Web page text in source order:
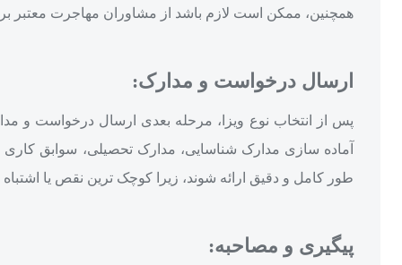
همچنین، ممکن است لازم باشد از مشاوران مهاجرت معتبر
ارسال درخواست و مدارک:
پس از انتخاب نوع ویزا، مرحله بعدی ارسال درخواست و
آماده‌ سازی مدارک شناسایی، مدارک تحصیلی، سوابق
طور کامل و دقیق ارائه شوند، زیرا کوچک‌ ترین نقص یا
پیگیری و مصاحبه: